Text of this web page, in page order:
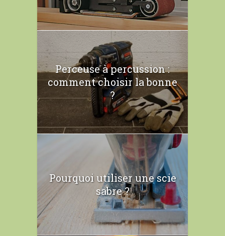
Perceuse à percussion :
comment choisir la bonne
?
Pourquoi utiliser une scie
sabre ?